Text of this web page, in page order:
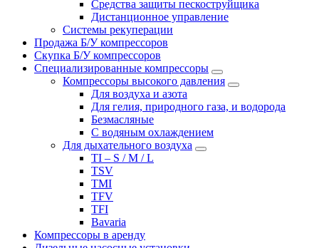
Средства защиты пескоструйщика
Дистанционное управление
Системы рекуперации
Продажа Б/У компрессоров
Скупка Б/У компрессоров
Специализированные компрессоры
Компрессоры высокого давления
Для воздуха и азота
Для гелия, природного газа, и водорода
Безмасляные
С водяным охлаждением
Для дыхательного воздуха
TI – S / M / L
TSV
TMI
TFV
TFI
Bavaria
Компрессоры в аренду